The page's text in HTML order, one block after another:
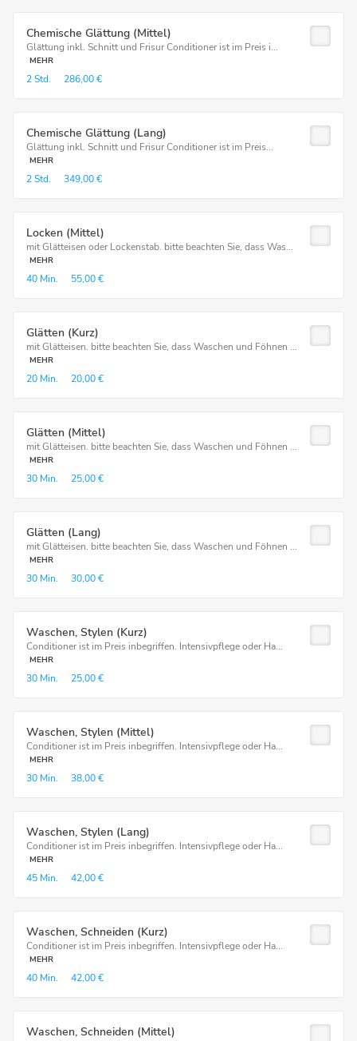
Chemische Glättung (Mittel)
Glättung inkl. Schnitt und Frisur Conditioner ist im Preis i...
MEHR
2 Std. 286,00 €
Chemische Glättung (Lang)
Glättung inkl. Schnitt und Frisur Conditioner ist im Preis...
MEHR
2 Std. 349,00 €
Locken (Mittel)
mit Glätteisen oder Lockenstab. bitte beachten Sie, dass Was...
MEHR
40 Min. 55,00 €
Glätten (Kurz)
mit Glätteisen. bitte beachten Sie, dass Waschen und Föhnen ...
MEHR
20 Min. 20,00 €
Glätten (Mittel)
mit Glätteisen. bitte beachten Sie, dass Waschen und Föhnen ...
MEHR
30 Min. 25,00 €
Glätten (Lang)
mit Glätteisen. bitte beachten Sie, dass Waschen und Föhnen ...
MEHR
30 Min. 30,00 €
Waschen, Stylen (Kurz)
Conditioner ist im Preis inbegriffen. Intensivpflege oder Ha...
MEHR
30 Min. 25,00 €
Waschen, Stylen (Mittel)
Conditioner ist im Preis inbegriffen. Intensivpflege oder Ha...
MEHR
30 Min. 38,00 €
Waschen, Stylen (Lang)
Conditioner ist im Preis inbegriffen. Intensivpflege oder Ha...
MEHR
45 Min. 42,00 €
Waschen, Schneiden (Kurz)
Conditioner ist im Preis inbegriffen. Intensivpflege oder Ha...
MEHR
40 Min. 42,00 €
Waschen, Schneiden (Mittel)